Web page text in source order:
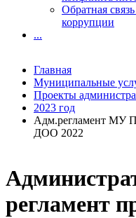
регламент
Обратная
коррупции
...
Главная
Муниципальные
Проекты
2023 год
Адм.регламент МУ
ДОО 2022